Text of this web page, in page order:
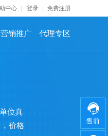
售前
登录 免费注册
中心
代理专区
营销推广
位真
价格